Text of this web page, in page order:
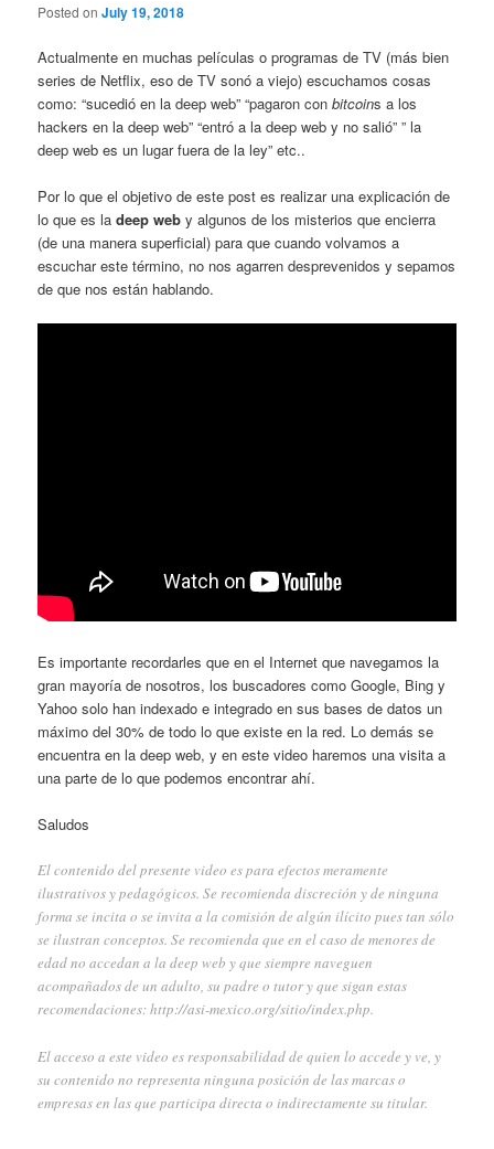
Posted onJuly 19, 2018
Actualmente en muchas películas o programas de TV (más bien
series de Netflix, eso de TV sonó a viejo) escuchamos cosas
como: “sucedió en la deep web” “pagaron conbitcoins a los
hackers en la deep web” “entró a la deep web y no salió” ” la
deep web es un lugar fuera de la ley” etc..
Por lo que el objetivo de este post es realizar una explicación de
lo que es ladeep web y algunos de los misterios que encierra
(de una manera superficial) para que cuando volvamos a
escuchar este término, no nos agarren desprevenidos y sepamos
de que nos están hablando.
Es importante recordarles que en el Internet que navegamos la
gran mayoría de nosotros, los buscadores como Google, Bing y
Yahoo solo han indexado e integrado en sus bases de datos un
máximo del 30% de todo lo que existe en la red. Lo demás se
encuentra en la deep web, y en este video haremos una visita a
una parte de lo que podemos encontrar ahí.
Saludos
El contenido del presente video es para efectos meramente
ilustrativos y pedagógicos. Se recomienda discreción y de ninguna
forma se incita o se invita a la comisión de algún ilícito pues tan sólo
se ilustran conceptos. Se recomienda que en el caso de menores de
edad no accedan a la deep web y que siempre naveguen
acompañados de un adulto, su padre o tutor y que sigan estas
recomendaciones:http://asi-mexico.org/sitio/index.php.
El acceso a este video es responsabilidad de quien lo accede y ve, y
su contenido no representa ninguna posición de las marcas o
empresas en las que participa directa o indirectamente su titular.